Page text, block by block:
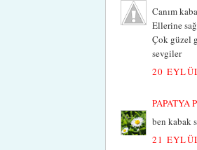
Canım
Ellerine
Çok güzel
sevgiler
20
PAPATYA
ben kabak
21